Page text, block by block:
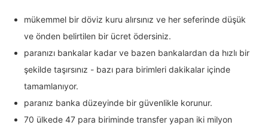
mükemmel bir döviz kuru alırsınız ve her seferinde düşük
ve önden belirtilen bir ücret ödersiniz.
paranızı bankalar kadar ve bazen bankalardan da hızlı bir
şekilde taşırsınız - bazı para birimleri dakikalar içinde
tamamlanıyor.
paranız banka düzeyinde bir güvenlikle korunur.
70 ülkede 47 para biriminde transfer yapan iki milyon